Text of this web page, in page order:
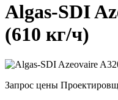
Algas-SDI
(610 кг/ч)
Запрос цены